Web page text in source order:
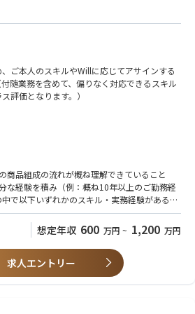
ご本人のスキルやWillに応じてアサインする
随業務を含めて、偏りなく対応できるスキル
評価となります。）
委託会社との同伴等）
言等）の組成に関連するフロント業務全般
各種契約の締結、販促コンテンツの作成等に
率化
商品組成の流れが概ね理解できていること
な経験を積み（例：概ね10年以上のご勤務経
で以下いずれかのスキル・実務経験があるこ
わず）または証券会社等における金融機関本
同伴営業経験も可）
成関連業務に従事した経験
想定年収 600 万円 ~ 1,200 万円
求人エントリー